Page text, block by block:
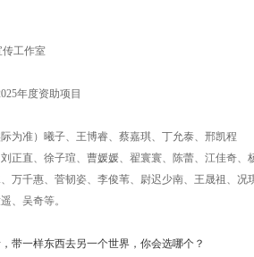
传工作室
年度资助项目
为准）曦子、王博睿、蔡嘉琪、丁允泰、邢凯程
正直、徐子瑄、曹媛媛、翟寰寰、陈蕾、江佳奇
万千惠、菅韧姿、李俊苇、尉迟少南、王晟祖、
、吴奇等。
一样东西去另一个世界，你会选哪个？